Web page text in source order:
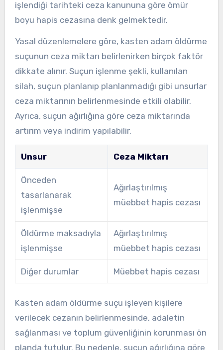
işlendiği tarihteki ceza kanununa göre ömür
boyu hapis cezasına denk gelmektedir.
Yasal düzenlemelere göre, kasten adam öldürme
suçunun ceza miktarı belirlenirken birçok faktör
dikkate alınır. Suçun işlenme şekli, kullanılan
silah, suçun planlanıp planlanmadığı gibi unsurlar
ceza miktarının belirlenmesinde etkili olabilir.
Ayrıca, suçun ağırlığına göre ceza miktarında
artırım veya indirim yapılabilir.
Unsur Ceza Miktarı
Önceden
tasarlanarak
işlenmişse
Ağırlaştırılmış
müebbet hapis cezası
Öldürme maksadıyla
işlenmişse
Ağırlaştırılmış
müebbet hapis cezası
Diğer durumlar Müebbet hapis cezası
Kasten adam öldürme suçu işleyen kişilere
verilecek cezanın belirlenmesinde, adaletin
sağlanması ve toplum güvenliğinin korunması ön
planda tutulur. Bu nedenle, suçun ağırlığına göre